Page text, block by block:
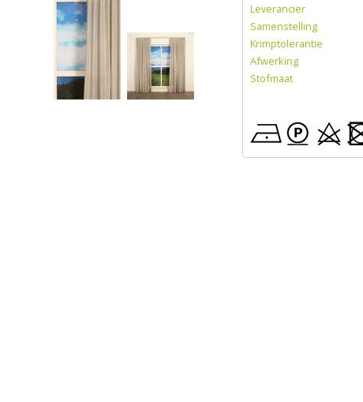
Leverancier
Samenstelling
Krimptolerantie
Afwerking
Stofmaat